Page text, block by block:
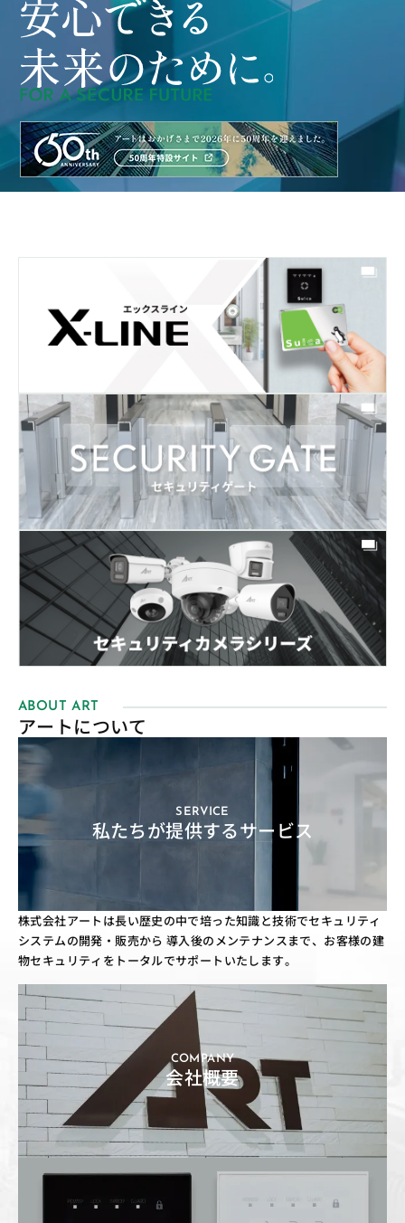
ABOUT ART
アートについて
SERVICE
私たちが提供するサービス
株式会社アートは長い歴史の中で培った知識と技術でセキュリティ
システムの開発・販売から 導入後のメンテナンスまで、お客様の建
物セキュリティをトータルでサポートいたします。
COMPANY
会社概要